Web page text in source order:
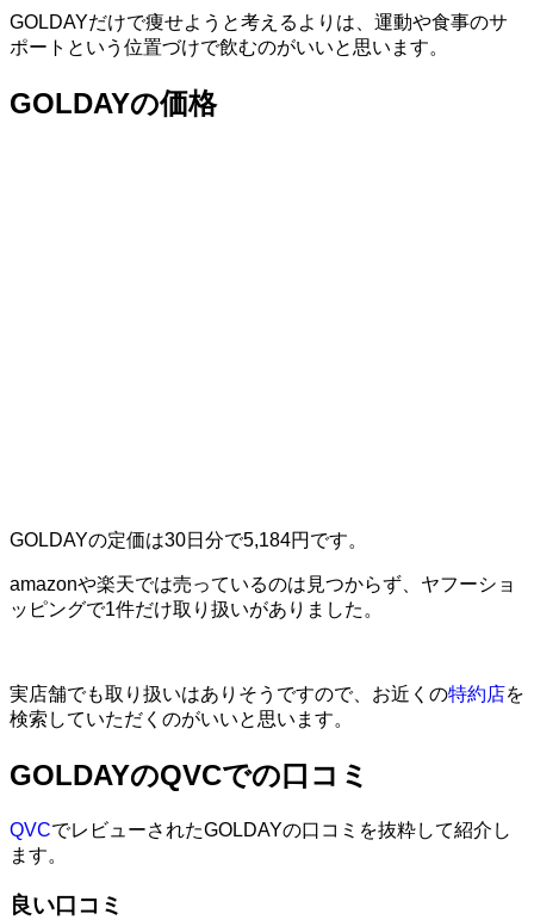
GOLDAYだけで痩せようと考えるよりは、運動や食事のサ
ポートという位置づけで飲むのがいいと思います。
GOLDAYの価格
GOLDAYの定価は30日分で5,184円です。
amazonや楽天では売っているのは見つからず、ヤフーショ
ッピングで1件だけ取り扱いがありました。
実店舗でも取り扱いはありそうですので、お近くの特約店を
検索していただくのがいいと思います。
GOLDAYのQVCでの口コミ
QVCでレビューされたGOLDAYの口コミを抜粋して紹介し
ます。
良い口コミ